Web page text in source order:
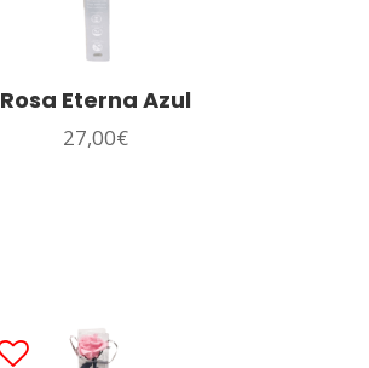
Rosa Eterna Azul
27,00€